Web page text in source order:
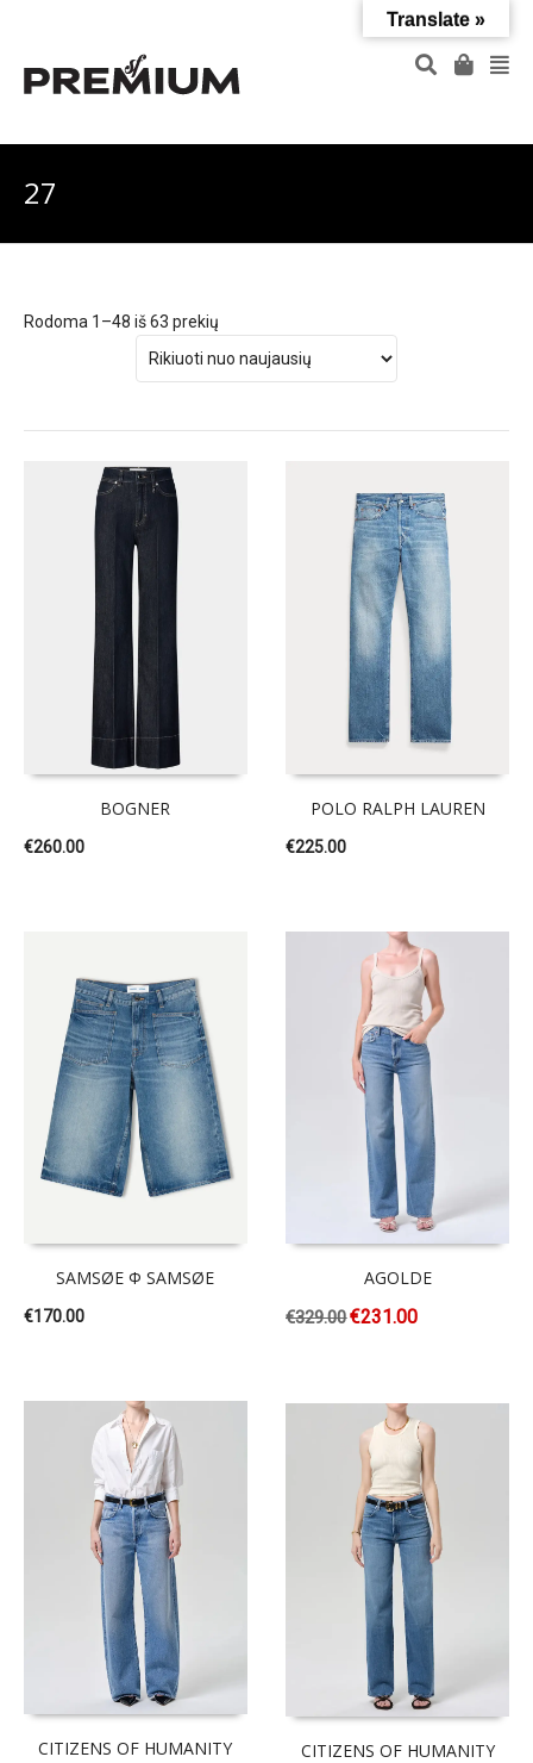
27
Rodoma 1–48 iš 63 prekių
BOGNER
€260.00
POLO RALPH LAUREN
€225.00
SAMSØE Φ SAMSØE
€170.00
AGOLDE
€329.00€231.00
CITIZENS OF HUMANITY CITIZENS OF HUMANITY
Translate »